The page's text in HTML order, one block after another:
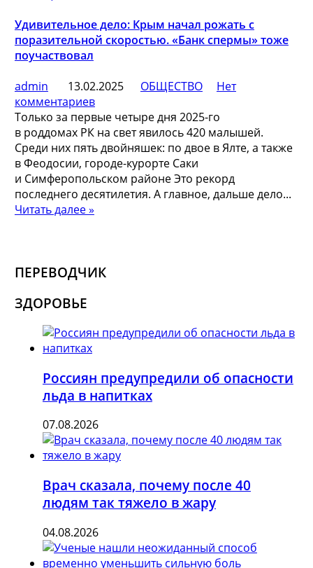
Удивительное дело: Крым начал рожать с
поразительной скоростью. «Банк спермы» тоже
поучаствовал
admin
13.02.2025 ОБЩЕСТВО
Нет
комментариев
Только за первые четыре дня 2025-го
в роддомах РК на свет явилось 420 малышей.
Среди них пять двойняшек: по двое в Ялте, а также
в Феодосии, городе-курорте Саки
и Симферопольском районе Это рекорд
последнего десятилетия. А главное, дальше дело...
Читать далее »
ПЕРЕВОДЧИК
ЗДОРОВЬЕ
Россиян предупредили об опасности
льда в напитках
07.08.2026
Врач сказала, почему после 40
людям так тяжело в жару
04.08.2026